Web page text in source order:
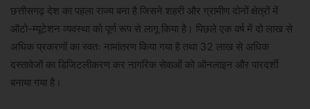
छत्तीसगढ़ देश का पहला राज्य बना है जिसने शहरी और ग्रामीण दोनों क्षेत्रों में
ऑटो-म्यूटेशन व्यवस्था को पूर्ण रूप से लागू किया है। पिछले एक वर्ष में दो लाख से
अधिक प्रकरणों का स्वतः नामांतरण किया गया है तथा 32 लाख से अधिक
दस्तावेजों का डिजिटलीकरण कर नागरिक सेवाओं को ऑनलाइन और पारदर्शी
बनाया गया है।